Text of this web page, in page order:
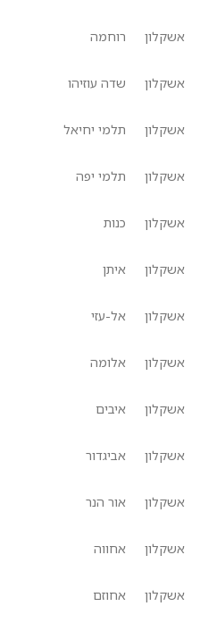
אשקלון רוחמה
אשקלון שדה עוזיהו
אשקלון תלמי יחיאל
אשקלון תלמי יפה
אשקלון כנות
אשקלון איתן
אשקלון אל-עזי
אשקלון אלומה
אשקלון איבים
אשקלון אביגדור
אשקלון אור הנר
אשקלון אחווה
אשקלון אחוזם